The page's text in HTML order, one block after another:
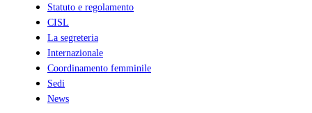
Statuto e regolamento
CISL
La segreteria
Internazionale
Coordinamento femminile
Sedi
News